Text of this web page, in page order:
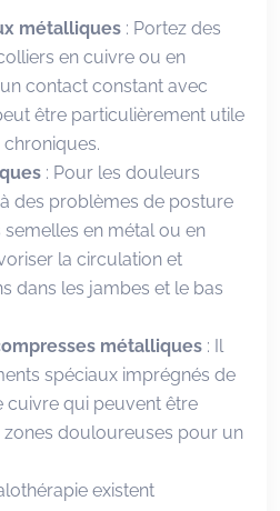
métalliques : Portez des
en cuivre ou en
contact constant avec
être particulièrement utile
: Pour les douleurs
des problèmes de posture
en métal ou en
la circulation et
dans les jambes et le bas
métalliques : Il
spéciaux imprégnés de
cuivre qui peuvent être
douloureuses pour un
existent